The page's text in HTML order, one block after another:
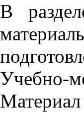
В
Учебно-
Материал